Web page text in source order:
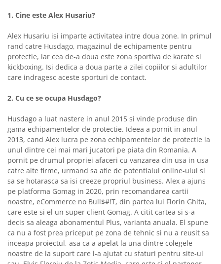
1. Cine este Alex Husariu?
Alex Husariu isi imparte activitatea intre doua zone. In primul
rand catre Husdago, magazinul de echipamente pentru
protectie, iar cea de-a doua este zona sportiva de karate si
kickboxing. Isi dedica a doua parte a zilei copiilor si adultilor
care indragesc aceste sporturi de contact.
2. Cu ce se ocupa Husdago?
Husdago a luat nastere in anul 2015 si vinde produse din
gama echipamentelor de protectie. Ideea a pornit in anul
2013, cand Alex lucra pe zona echipamentelor de protectie la
unul dintre cei mai mari jucatori pe piata din Romania. A
pornit pe drumul propriei afaceri cu vanzarea din usa in usa
catre alte firme, urmand sa afle de potentialul online-ului si
sa se hotarasca sa isi creeze propriul business. Alex a ajuns
pe platforma Gomag in 2020, prin recomandarea cartii
noastre, eCommerce no Bull$#!T, din partea lui Florin Ghita,
care este si el un super client Gomag. A citit cartea si s-a
decis sa aleaga abonamentul Plus, varianta anuala. El spune
ca nu a fost prea priceput pe zona de tehnic si nu a reusit sa
inceapa proiectul, asa ca a apelat la una dintre colegele
noastre de la suport care l-a ajutat cu sfaturi pentru site-ul